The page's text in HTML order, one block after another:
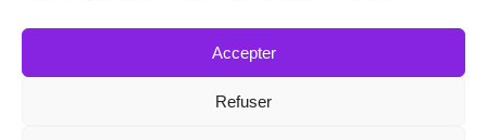
Accepter
Refuser
Mentions Légales